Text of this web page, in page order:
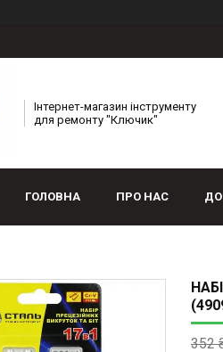
Інтернет-магазин інструменту
для ремонту "Ключик"
ГОЛОВНА ПРО НАС
352